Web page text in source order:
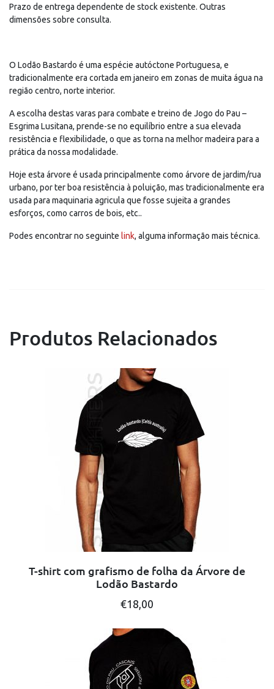
Prazo de entrega dependente de stock existente. Outras
dimensões sobre consulta.
O Lodão Bastardo é uma espécie autóctone Portuguesa, e
tradicionalmente era cortada em janeiro em zonas de muita água na
região centro, norte interior.
A escolha destas varas para combate e treino de Jogo do Pau –
Esgrima Lusitana, prende-se no equilíbrio entre a sua elevada
resistência e flexibilidade, o que as torna na melhor madeira para a
prática da nossa modalidade.
Hoje esta árvore é usada principalmente como árvore de jardim/rua
urbano, por ter boa resistência à poluição, mas tradicionalmente era
usada para maquinaria agricula que fosse sujeita a grandes
esforços, como carros de bois, etc..
Podes encontrar no seguinte link, alguma informação mais técnica.
Produtos Relacionados
T-shirt com grafismo de folha da Árvore de
Lodão Bastardo
€18,00
has
multiple
options